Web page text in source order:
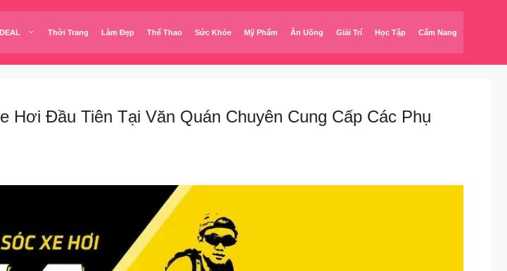
Thời Trang Làm Đẹp Thể Thao Sức Khỏe Mỹ Phẩm Ăn Uống Giải Trí Học Tập Cẩm Nang
Hơi Đầu Tiên Tại Văn Quán Chuyên Cung Cấp Các Phụ